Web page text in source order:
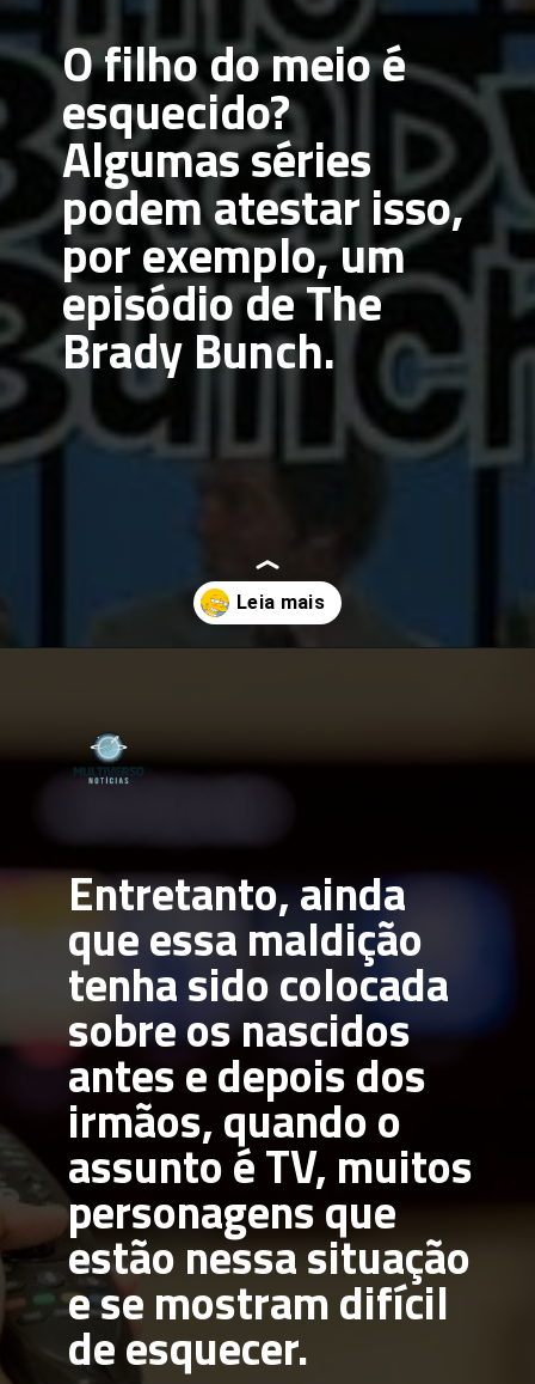
O filho do meio é
esquecido?
Algumas séries
podem atestar isso,
por exemplo, um
episódio de The
Brady Bunch.
Entretanto, ainda
que essa maldição
tenha sido colocada
sobre os nascidos
antes e depois dos
irmãos, quando o
assunto é TV, muitos
personagens que
estão nessa situação
e se mostram difícil
de esquecer.